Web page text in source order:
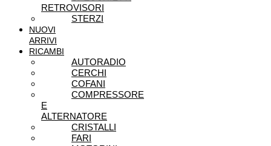
RETROVISORI
STERZI
NUOVI
ARRIVI
RICAMBI
AUTORADIO
CERCHI
COFANI
COMPRESSORE
E
ALTERNATORE
CRISTALLI
FARI